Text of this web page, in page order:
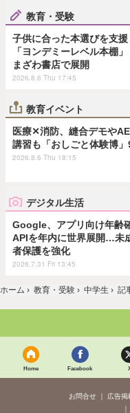
教育・受験
子供に合った本選びを支援
「ヨンデミーレベル本棚」
まざわ書店で展開
2026.8.6 Thu 17:45
教育イベント
医療✕消防、縫合デモや
講習も「おしごと体験博
2026.8.6 Thu 18:15
デジタル生活
Google、アプリ向け年齢
APIを年内に世界展開…未
者保護を強化
2026.7.31 Fri 13:45
ホーム › 教育・受験 › 中学生 › 記
Home Facebook
お問合せ 広告掲